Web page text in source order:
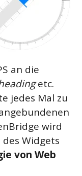
an die
etc.
jedes Mal zu
wird
Widgets
von Web